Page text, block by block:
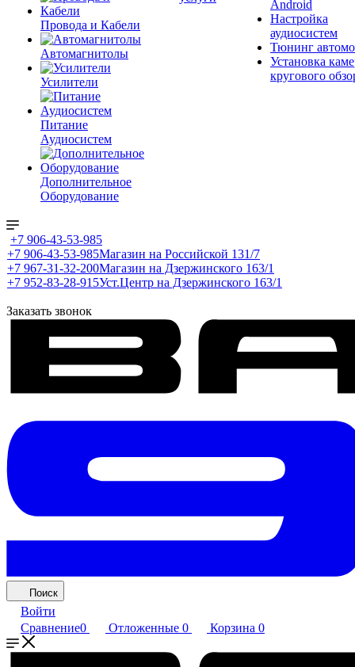
Провода и Кабели
Автомагнитолы
Усилители
Питание
Аудиосистем
Дополнительное
Оборудование
Android
Настройка
аудиосистем
Тюнинг
Установка
кругового
+7 906-43-53-985
+7 906-43-53-985Магазин на Российской 131/7
+7 967-31-32-200Магазин на Дзержинского 163/1
+7 952-83-28-915Уст.Центр на Дзержинского 163/1
Заказать звонок
Поиск
Войти
Сравнение0 Отложенные 0 Корзина 0